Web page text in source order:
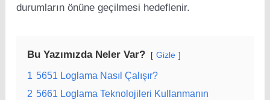
durumların önüne geçilmesi hedeflenir.
Bu Yazımızda Neler Var? Gizle
1 5651 Loglama Nasıl Çalışır?
2 5661 Loglama Teknolojileri Kullanmanın